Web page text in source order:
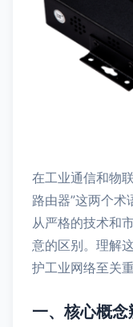
在工业通信和物
路由器”这两个术
从严格的技术和
意的区别。理解
护工业网络至关重
一、核心概念